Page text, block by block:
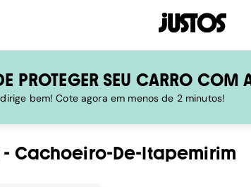
PROTEGER SEU CARRO COM
bem! Cote agora em menos de 2 minutos!
- Cachoeiro-De-Itapemirim